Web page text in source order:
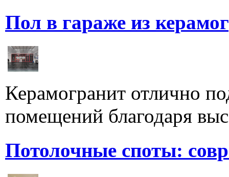
Пол в гараже из
Керамогранит отлично
помещений благодаря
Потолочные споты: